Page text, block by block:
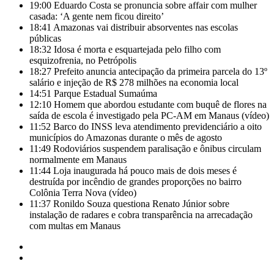
19:00 Eduardo Costa se pronuncia sobre affair com mulher
casada: ‘A gente nem ficou direito’
18:41 Amazonas vai distribuir absorventes nas escolas
públicas
18:32 Idosa é morta e esquartejada pelo filho com
esquizofrenia, no Petrópolis
18:27 Prefeito anuncia antecipação da primeira parcela do 13º
salário e injeção de R$ 278 milhões na economia local
14:51 Parque Estadual Sumaúma
12:10 Homem que abordou estudante com buquê de flores na
saída de escola é investigado pela PC-AM em Manaus (vídeo)
11:52 Barco do INSS leva atendimento previdenciário a oito
municípios do Amazonas durante o mês de agosto
11:49 Rodoviários suspendem paralisação e ônibus circulam
normalmente em Manaus
11:44 Loja inaugurada há pouco mais de dois meses é
destruída por incêndio de grandes proporções no bairro
Colônia Terra Nova (vídeo)
11:37 Ronildo Souza questiona Renato Júnior sobre
instalação de radares e cobra transparência na arrecadação
com multas em Manaus